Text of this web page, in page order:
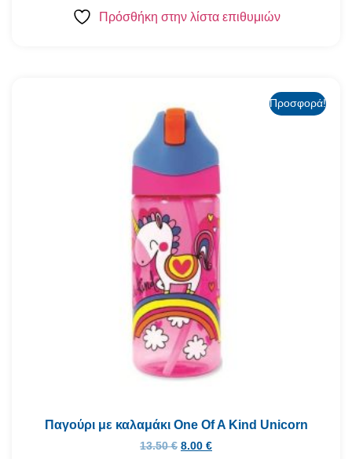
Πρόσθήκη στην λίστα επιθυμιών
Προσφορά!
Παγούρι με καλαμάκι One Of A Kind Unicorn
13.50€ 8.00 €